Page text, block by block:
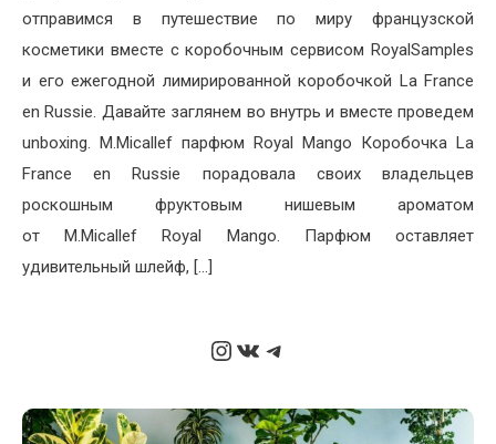
отправимся в путешествие по миру французской
косметики вместе с коробочным сервисом RoyalSamples
и его ежегодной лимирированной коробочкой La France
en Russie. Давайте заглянем во внутрь и вместе проведем
unboxing. M.Micallef парфюм Royal Mango Коробочка La
France en Russie порадовала своих владельцев
роскошным фруктовым нишевым ароматом
от M.Micallef Royal Mango. Парфюм оставляет
удивительный шлейф, […]
Instagram
ВКонтакте
Telegram